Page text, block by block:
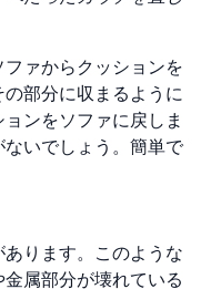
ァからクッションを
部分に収まるように
ンをソファに戻しま
いでしょう。簡単で
ります。このような
属部分が壊れている